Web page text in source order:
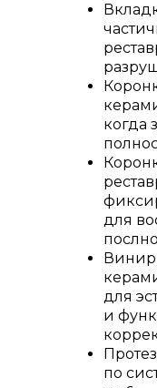
когда
для
для
и
по